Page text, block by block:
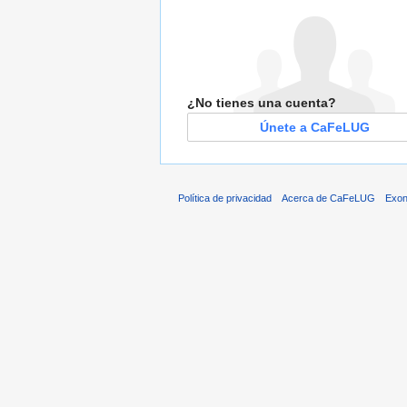
¿No tienes una cuenta?
Únete a CaFeLUG
Política de privacidad Acerca de CaFeLUG